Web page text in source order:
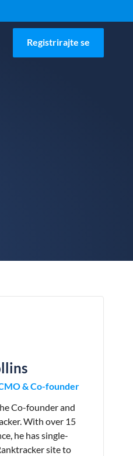
Registrirajte se
& Co-founder
Co-founder and
With over 15
he has single-
site to